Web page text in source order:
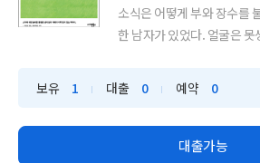
소식은 어떻게 부와 장수를
한 남자가 있었다. 얼굴은 못
보유
1 대출 0 예약 0
대출가능